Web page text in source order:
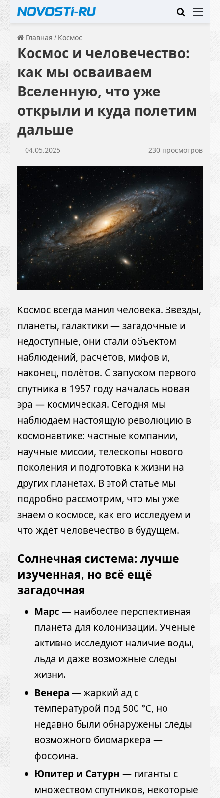
Искать
Главная / Космос
Космос и человечество:
как мы осваиваем
Вселенную, что уже
открыли и куда полетим
дальше
04.05.2025 230 просмотров
Космос всегда манил человека. Звёзды,
планеты, галактики — загадочные и
недоступные, они стали объектом
наблюдений, расчётов, мифов и,
наконец, полётов. С запуском первого
спутника в 1957 году началась новая
эра — космическая. Сегодня мы
наблюдаем настоящую революцию в
космонавтике: частные компании,
научные миссии, телескопы нового
поколения и подготовка к жизни на
других планетах. В этой статье мы
подробно рассмотрим, что мы уже
знаем о космосе, как его исследуем и
что ждёт человечество в будущем.
Солнечная система: лучше
изученная, но всё ещё
загадочная
Марс — наиболее перспективная
планета для колонизации. Ученые
активно исследуют наличие воды,
льда и даже возможные следы
жизни.
Венера — жаркий ад с
температурой под 500 °C, но
недавно были обнаружены следы
возможного биомаркера —
фосфина.
Юпитер и Сатурн — гиганты с
множеством спутников, некоторые